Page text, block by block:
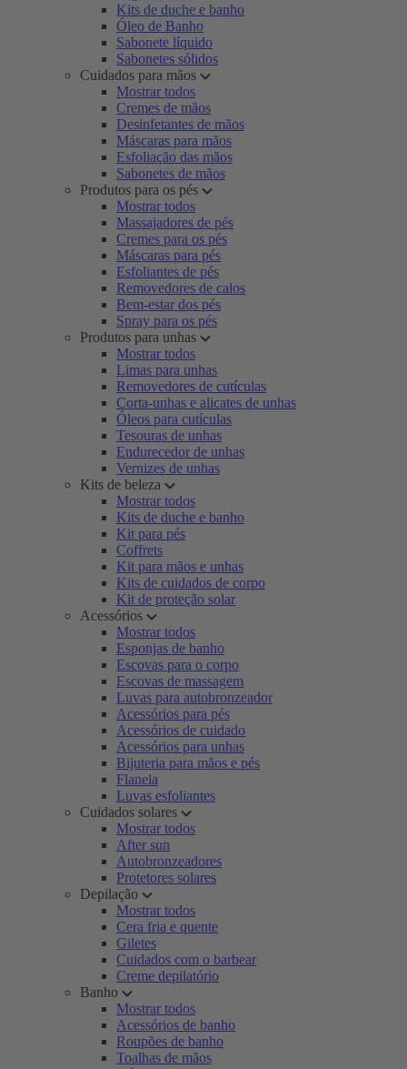
Kits de duche e banho
Óleo de Banho
Sabonete líquido
Sabonetes sólidos
Cuidados para mãos
Mostrar todos
Cremes de mãos
Desinfetantes de mãos
Máscaras para mãos
Esfoliação das mãos
Sabonetes de mãos
Produtos para os pés
Mostrar todos
Massajadores de pés
Cremes para os pés
Máscaras para pés
Esfoliantes de pés
Removedores de calos
Bem-estar dos pés
Spray para os pés
Produtos para unhas
Mostrar todos
Limas para unhas
Removedores de cutículas
Corta-unhas e alicates de unhas
Óleos para cutículas
Tesouras de unhas
Endurecedor de unhas
Vernizes de unhas
Kits de beleza
Mostrar todos
Kits de duche e banho
Kit para pés
Coffrets
Kit para mãos e unhas
Kits de cuidados de corpo
Kit de proteção solar
Acessórios
Mostrar todos
Esponjas de banho
Escovas para o corpo
Escovas de massagem
Luvas para autobronzeador
Acessórios para pés
Acessórios de cuidado
Acessórios para unhas
Bijuteria para mãos e pés
Flanela
Luvas esfoliantes
Cuidados solares
Mostrar todos
After sun
Autobronzeadores
Protetores solares
Depilação
Mostrar todos
Cera fria e quente
Giletes
Cuidados com o barbear
Creme depilatório
Banho
Mostrar todos
Acessórios de banho
Roupões de banho
Toalhas de mãos